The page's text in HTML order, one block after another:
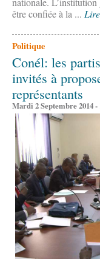
être confiée à la ...
Politique
Conél: les
invités à
représentants
Mardi 2 Septembre 2014 -